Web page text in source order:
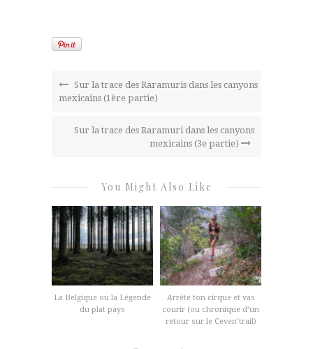
Sur la trace des Raramuris dans les canyons
mexicains (1ère partie)
Sur la trace des Raramuri dans les canyons
mexicains (3e partie)
You Might Also Like
La Belgique ou la Légende
du plat pays
Arrête ton cirque et vas
courir (ou chronique d’un
retour sur le Ceven’trail)